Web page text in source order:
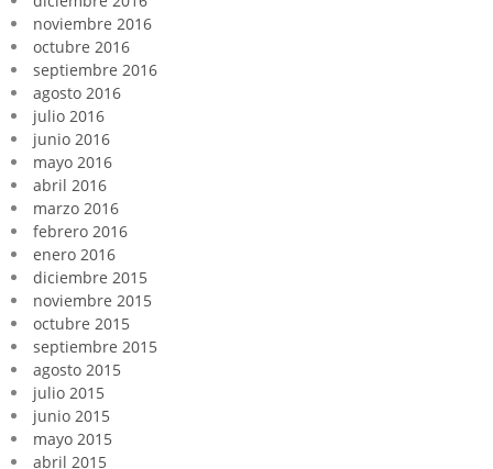
noviembre 2016
octubre 2016
septiembre 2016
agosto 2016
julio 2016
junio 2016
mayo 2016
abril 2016
marzo 2016
febrero 2016
enero 2016
diciembre 2015
noviembre 2015
octubre 2015
septiembre 2015
agosto 2015
julio 2015
junio 2015
mayo 2015
abril 2015